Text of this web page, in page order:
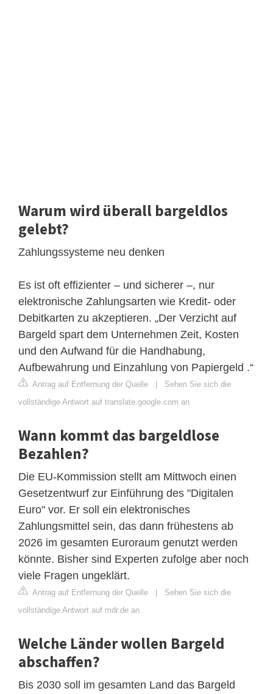
Warum wird überall bargeldlos
gelebt?
Zahlungssysteme neu denken
Es ist oft effizienter – und sicherer –, nur
elektronische Zahlungsarten wie Kredit- oder
Debitkarten zu akzeptieren. „Der Verzicht auf
Bargeld spart dem Unternehmen Zeit, Kosten
und den Aufwand für die Handhabung,
Aufbewahrung und Einzahlung von Papiergeld .“
Antrag auf Entfernung der Quelle | Sehen Sie sich die
vollständige Antwort auf translate.google.com an
Wann kommt das bargeldlose
Bezahlen?
Die EU-Kommission stellt am Mittwoch einen
Gesetzentwurf zur Einführung des "Digitalen
Euro" vor. Er soll ein elektronisches
Zahlungsmittel sein, das dann frühestens ab
2026 im gesamten Euroraum genutzt werden
könnte. Bisher sind Experten zufolge aber noch
viele Fragen ungeklärt.
Antrag auf Entfernung der Quelle | Sehen Sie sich die
vollständige Antwort auf mdr.de an
Welche Länder wollen Bargeld
abschaffen?
Bis 2030 soll im gesamten Land das Bargeld